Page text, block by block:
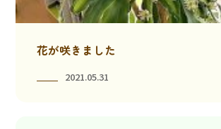
花が咲きました
2021.05.31